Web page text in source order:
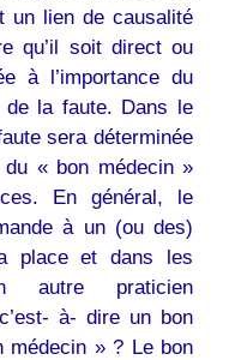
un lien de causalité
qu’il soit direct ou
à l’importance du
la faute. Dans le
sera déterminée
« bon médecin »
En général, le
à un (ou des)
place et dans les
autre praticien
à- dire un bon
médecin » ? Le bon